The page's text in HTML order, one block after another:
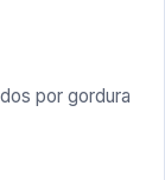
por gordura